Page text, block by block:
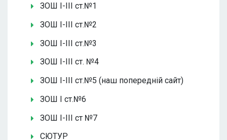
ЗОШ І-ІІІ ст.№1
ЗОШ І-ІІІ ст.№2
ЗОШ І-ІІІ ст.№3
ЗОШ І-ІІІ ст. №4
ЗОШ І-ІІІ ст.№5 (наш попередній сайт)
ЗОШ І ст.№6
ЗОШ І-ІІІ ст №7
СЮТУР